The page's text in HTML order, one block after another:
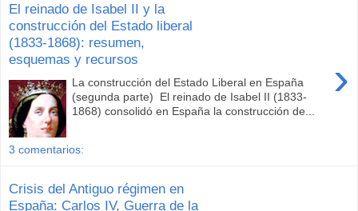
El reinado de Isabel II y la
construcción del Estado liberal
(1833-1868): resumen,
esquemas y recursos
›
La construcción del Estado Liberal en España
(segunda parte) El reinado de Isabel II (1833-
1868) consolidó en España la construcción de...
3 comentarios:
Crisis del Antiguo régimen en
España: Carlos IV, Guerra de la